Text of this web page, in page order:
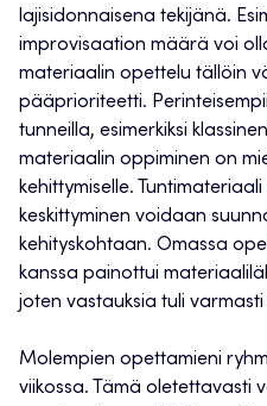
lajisidonnaisena tekijänä.
improvisaation määrä voi
materiaalin opettelu tällöin
pääprioriteetti.
tunneilla, esimerkiksi
materiaalin oppiminen on
kehittymiselle.
keskittyminen voidaan
kehityskohtaan. Omassa
kanssa painottui
joten vastauksia tuli
Molempien opettamieni
viikossa. Tämä oletettavasti